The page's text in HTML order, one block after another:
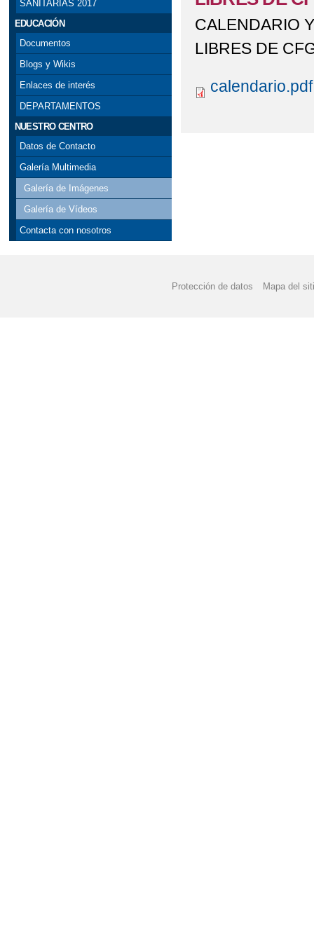
SANITARIAS 2017
EDUCACIÓN
Documentos
Blogs y Wikis
Enlaces de interés
DEPARTAMENTOS
NUESTRO CENTRO
Datos de Contacto
Galería Multimedia
Galería de Imágenes
Galería de Vídeos
Contacta con nosotros
CALENDARIO
LIBRES DE
calendario.pdf
Protección de datos Mapa del